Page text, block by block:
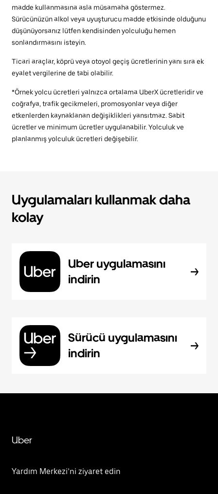
madde kullanmasına asla müsamaha göstermez.
Sürücünüzün alkol veya uyuşturucu madde etkisinde olduğunu
düşünüyorsanız lütfen kendisinden yolculuğu hemen
sonlandırmasını isteyin.
Ticari araçlar, köprü veya otoyol geçiş ücretlerinin yanı sıra ek
eyalet vergilerine de tabi olabilir.
*Örnek yolcu ücretleri yalnızca ortalama UberX ücretleridir ve
coğrafya, trafik gecikmeleri, promosyonlar veya diğer
etkenlerden kaynaklanan değişiklikleri yansıtmaz. Sabit
ücretler ve minimum ücretler uygulanabilir. Yolculuk ve
planlanmış yolculuk ücretleri değişebilir.
Uygulamaları kullanmak daha
kolay
Uber uygulamasını
indirin
Sürücü uygulamasını
indirin
Uber
Yardım Merkezi’ni ziyaret edin